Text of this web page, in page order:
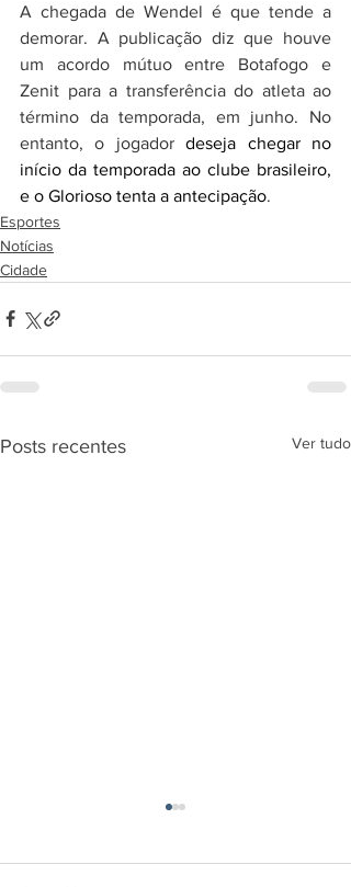
A chegada de Wendel é que tende a
demorar. A publicação diz que houve
um acordo mútuo entre Botafogo e
Zenit para a transferência do atleta ao
término da temporada, em junho. No
entanto, o jogador deseja chegar no
início da temporada ao clube brasileiro,
e o Glorioso tenta a antecipação.
Esportes
Notícias
Cidade
Posts recentes Ver tudo